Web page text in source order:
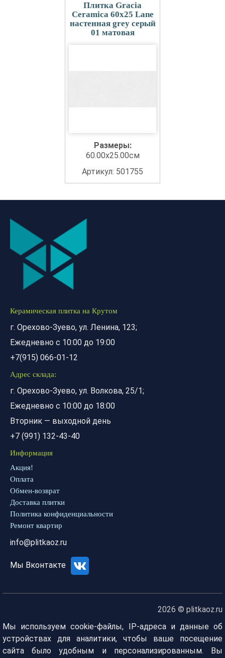
Плитка Gracia
Ceramica 60x25 Lane
настенная grey серый
01 матовая
Размеры:
60.00x25.00см
Артикул: 501755
Керамическая плитка на Крутом
г. Орехово-Зуево, ул. Ленина, 123;
Ежедневно с 10:00 до 19:00
+7(915) 066-01-12
Адрес склада:
г. Орехово-Зуево, ул. Волкова, 25/1;
Ежедневно с 10:00 до 18:00
Вторник — выходной день
+7 (991) 132-43-40
Информация
Акция!
Оплата
Обмен-возврат
Доставка плитки
Политика конфиденциальности
Ремонт квартир
info@plitkaoz.ru
Мы Вконтакте
2026 © plitkaoz.ru
Мы используем cookie-файлы, IP-адреса и данные об
устройствах для аналитики, чтобы ваше посещение
сайта было удобным и персонализированным. Вы